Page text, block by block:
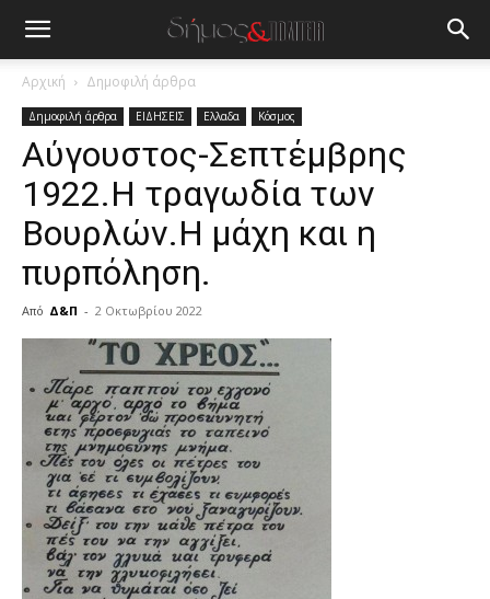
Αρχική Δημοφιλή άρθρα
Δημοφιλή άρθρα ΕΙΔΗΣΕΙΣ Ελλαδα Κόσμος
Αύγουστος-Σεπτέμβρης
1922.Η τραγωδία των
Βουρλών.Η μάχη και η
πυρπόληση.
Από Δ&Π - 2 Οκτωβρίου 2022
lesbians
very
cam
show.desi
xxx
brandi
lyons
teaches